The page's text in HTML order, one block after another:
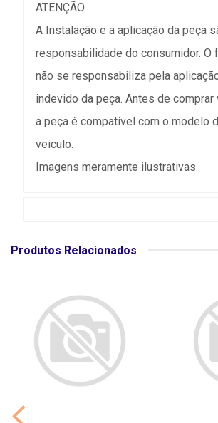
ATENÇÃO
A Instalação e a aplicação da peça
responsabilidade do consumidor. O
não se responsabiliza pela
indevido da peça. Antes de
a peça é compatível com o modelo
veiculo.
Imagens meramente ilustrativas.
Produtos Relacionados